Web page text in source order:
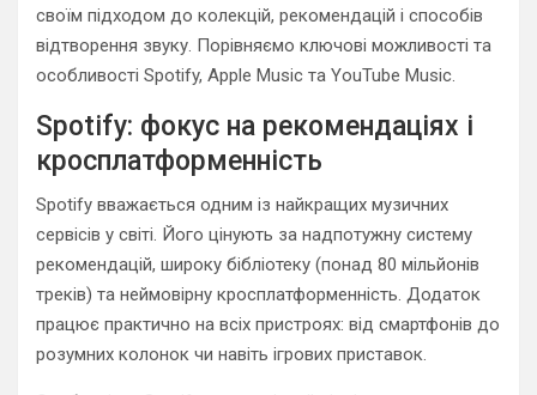
своїм підходом до колекцій, рекомендацій і способів
відтворення звуку. Порівняємо ключові можливості та
особливості Spotify, Apple Music та YouTube Music.
Spotify: фокус на рекомендаціях і
кросплатформенність
Spotify вважається одним із найкращих музичних
сервісів у світі. Його цінують за надпотужну систему
рекомендацій, широку бібліотеку (понад 80 мільйонів
треків) та неймовірну кросплатформенність. Додаток
працює практично на всіх пристроях: від смартфонів до
розумних колонок чи навіть ігрових приставок.